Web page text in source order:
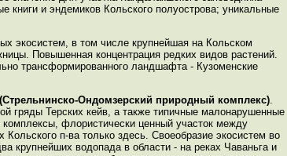
книги и эндемиков Кольского полуострова; уникальные
экосистем, в том числе крупнейшая на Кольском
Повышенная концентрация редких видов растений.
трансформированного ландшафта - Кузоменские
Ондомзерский природный комплекс).
гряды Терских кейв, а также типичные малонарушенные
флористически ценный участок между
п-ва только здесь. Своеобразие экосистем во
крупнейших водопада в области - на реках Чаваньга и